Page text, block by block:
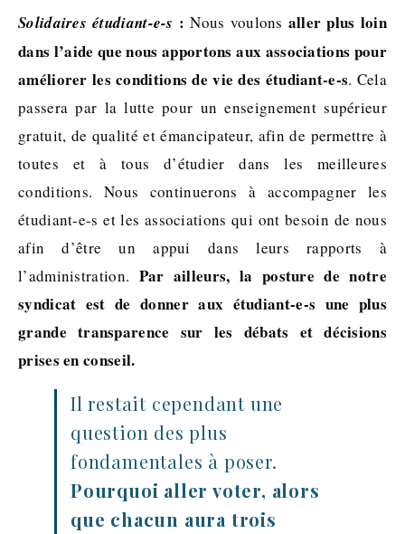
Solidaires étudiant-e-s : Nous voulons aller plus loin
dans l’aide que nous apportons aux associations pour
améliorer les conditions de vie des étudiant-e-s. Cela
passera par la lutte pour un enseignement supérieur
gratuit, de qualité et émancipateur, afin de permettre à
toutes et à tous d’étudier dans les meilleures
conditions. Nous continuerons à accompagner les
étudiant-e-s et les associations qui ont besoin de nous
afin d’être un appui dans leurs rapports à
l’administration. Par ailleurs, la posture de notre
syndicat est de donner aux étudiant-e-s une plus
grande transparence sur les débats et décisions
prises en conseil.
Il restait cependant une
question des plus
fondamentales à poser.
Pourquoi aller voter, alors
que chacun aura trois